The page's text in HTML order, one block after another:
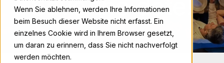
Wenn Sie ablehnen, werden Ihre Informationen
beim Besuch dieser Website nicht erfasst. Ein
einzelnes Cookie wird in Ihrem Browser gesetzt,
um daran zu erinnern, dass Sie nicht nachverfolgt
werden möchten.
Save the date!